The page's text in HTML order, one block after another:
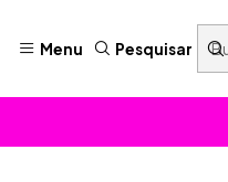
Menu Pesquisar